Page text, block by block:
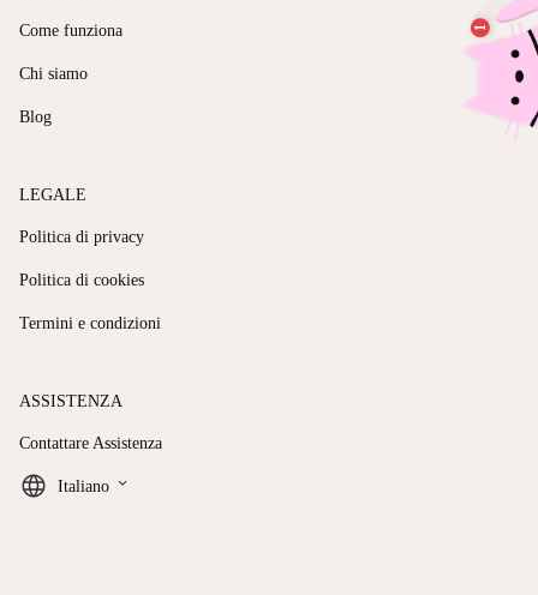
Come funziona
Chi siamo
Blog
LEGALE
Politica di privacy
Politica di cookies
Termini e condizioni
ASSISTENZA
Contattare Assistenza
Italiano keyboard_arrow_down